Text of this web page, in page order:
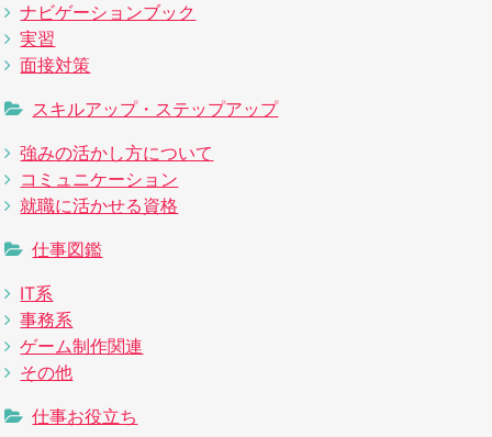
ナビゲーションブック
実習
面接対策
スキルアップ・ステップアップ
強みの活かし方について
コミュニケーション
就職に活かせる資格
仕事図鑑
IT系
事務系
ゲーム制作関連
その他
仕事お役立ち